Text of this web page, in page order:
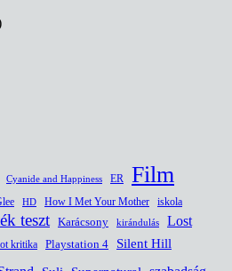
Cyanide and Happiness ER Film
HD How I Met Your Mother
iskola
teszt Karácsony kirándulás Lost
kritika Playstation 4 Silent Hill